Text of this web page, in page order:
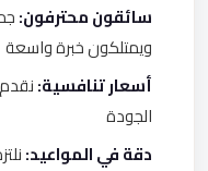
سائقون محترفون:
ويمتلكون خبرة واسعة
أسعار تنافسية:نقدم
الجودة
دقة في المواعيد: